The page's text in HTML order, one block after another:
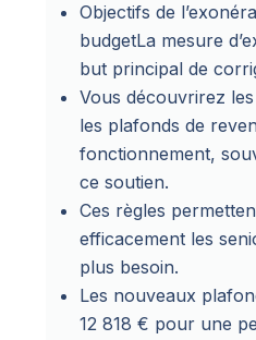
Objectifs de
budgetLa mesure
but principal de
Vous découvrirez les
les plafonds de
fonctionnement,
ce soutien.
Ces règles
efficacement les
plus besoin.
Les nouveaux
12 818 € pour une